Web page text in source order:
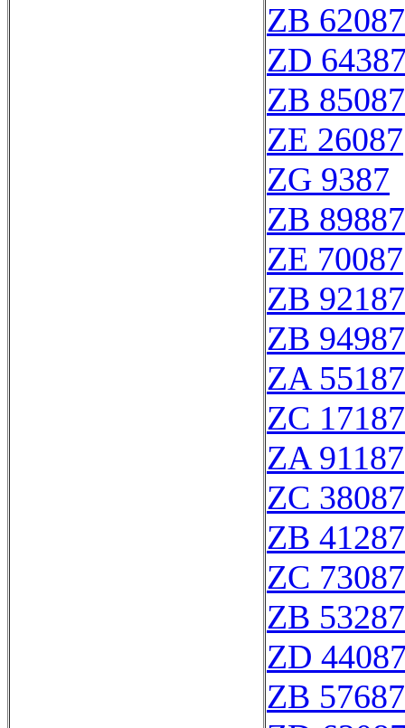
ZB 62087
ZD
ZB 85087
ZE 26087
ZG 9387
ZB 89887
ZE 70087
ZB 92187
ZB 94987
ZA 55187
ZC 17187
ZA 91187
ZC 38087
ZB 41287
ZC 73087
ZB 53287
ZD
ZB 57687